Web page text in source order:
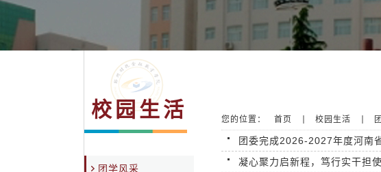
校园生活
团学风采
您的位置： 首页 校园生活
团委完成2026-2027年度河南
凝心聚力启新程，笃行实干担